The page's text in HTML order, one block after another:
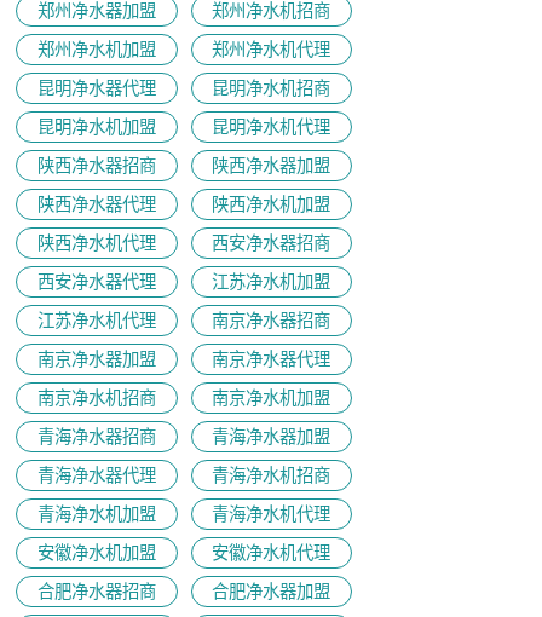
郑州净水器加盟
郑州净水机招商
郑州净水机加盟
郑州净水机代理
昆明净水器代理
昆明净水机招商
昆明净水机加盟
昆明净水机代理
陕西净水器招商
陕西净水器加盟
陕西净水器代理
陕西净水机加盟
陕西净水机代理
西安净水器招商
西安净水器代理
江苏净水机加盟
江苏净水机代理
南京净水器招商
南京净水器加盟
南京净水器代理
​南京净水机招商
南京净水机加盟
青海净水器招商
青海净水器加盟
青海净水器代理
青海净水机招商
青海净水机加盟
青海净水机代理
安徽净水机加盟
安徽净水机代理
合肥净水器招商
合肥净水器加盟